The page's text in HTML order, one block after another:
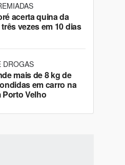
acerta quina da
vezes em 10 dias
DROGAS
mais de 8 kg de
em carro na
Porto Velho